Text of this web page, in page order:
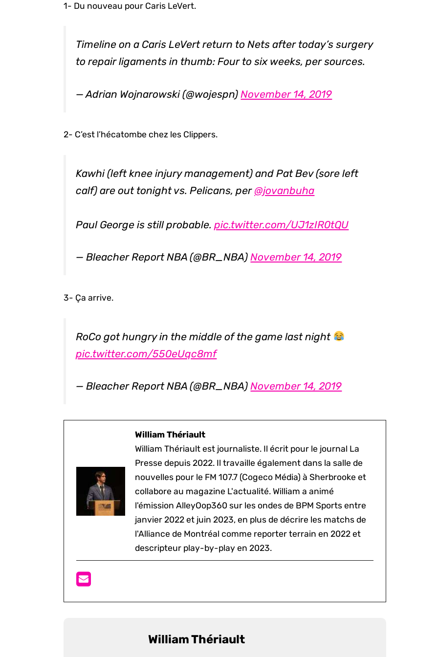
1- Du nouveau pour Caris LeVert.
Timeline on a Caris LeVert return to Nets after today’s surgery
to repair ligaments in thumb: Four to six weeks, per sources.
— Adrian Wojnarowski (@wojespn)November 14, 2019
2- C’est l’hécatombe chez les Clippers.
Kawhi (left knee injury management) and Pat Bev (sore left
calf) are out tonight vs. Pelicans, per @jovanbuha
Paul George is still probable.pic.twitter.com/UJ1zIR0tQU
— Bleacher Report NBA (@BR_NBA)November 14, 2019
3- Ça arrive.
RoCo got hungry in the middle of the game last night
pic.twitter.com/550eUqc8mf
— Bleacher Report NBA (@BR_NBA)November 14, 2019
William Thériault
William Thériault est journaliste. Il écrit pour le journal La
Presse depuis 2022. Il travaille également dans la salle de
nouvelles pour le FM 107.7 (Cogeco Média) à Sherbrooke et
collabore au magazine L'actualité. William a animé
l'émission AlleyOop360 sur les ondes de BPM Sports entre
janvier 2022 et juin 2023, en plus de décrire les matchs de
l'Alliance de Montréal comme reporter terrain en 2022 et
descripteur play-by-play en 2023.
William Thériault